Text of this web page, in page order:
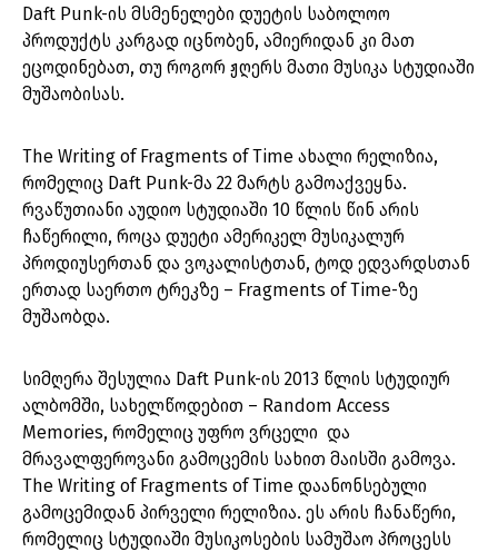
Daft Punk-ის მსმენელები დუეტის საბოლოო
პროდუქტს კარგად იცნობენ, ამიერიდან კი მათ
ეცოდინებათ, თუ როგორ ჟღერს მათი მუსიკა სტუდიაში
მუშაობისას.
The Writing of Fragments of Time ახალი რელიზია,
რომელიც Daft Punk-მა 22 მარტს გამოაქვეყნა.
რვაწუთიანი აუდიო სტუდიაში 10 წლის წინ არის
ჩაწერილი, როცა დუეტი ამერიკელ მუსიკალურ
პროდიუსერთან და ვოკალისტთან, ტოდ ედვარდსთან
ერთად საერთო ტრეკზე – Fragments of Time-ზე
მუშაობდა.
სიმღერა შესულია Daft Punk-ის 2013 წლის სტუდიურ
ალბომში, სახელწოდებით – Random Access
Memories, რომელიც უფრო ვრცელი და
მრავალფეროვანი გამოცემის სახით მაისში გამოვა.
The Writing of Fragments of Time დაანონსებული
გამოცემიდან პირველი რელიზია. ეს არის ჩანაწერი,
რომელიც სტუდიაში მუსიკოსების სამუშაო პროცესს